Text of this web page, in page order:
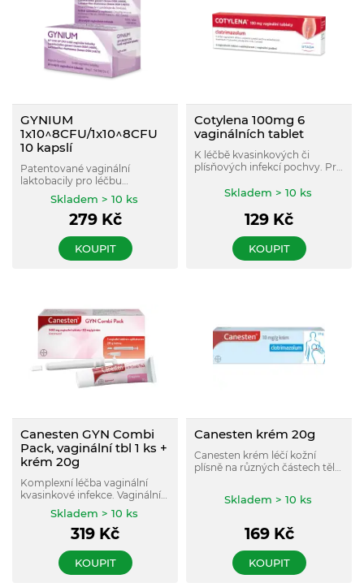
GYNIUM
1x10^8CFU/1x10^8CFU
10 kapslí
Patentované vaginální
laktobacily pro léčbu
bakteriálních vaginálních
zánětů a dlouhodobou
prevenci bakteriálních i
Skladem > 10 ks
279Kč
KOUPIT
Cotylena 100mg 6
vaginálních tablet
K léčbě kvasinkových či
plísňových infekcí pochvy. Pro
Skladem > 10 ks
129 Kč
KOUPIT
Canesten GYN Combi
Pack, vaginální tbl 1 ks +
krém 20g
Komplexní léčba vaginální
kvasinkové infekce. Vaginální
tableta léčí infekci uvnitř a
krém ulevuje od svědění a
pálení. Působí také proti
některým druhům bakterií!*
Skladem > 10 ks
319 Kč
KOUPIT
Canesten krém 20g
Canesten krém léčí kožní
plísně na různých částech těla.
partií*. Pro dospělé a děti od 2
Skladem > 10 ks
169Kč
KOUPIT